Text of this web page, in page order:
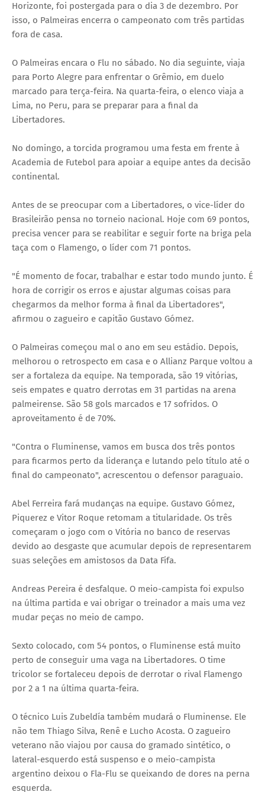
Horizonte, foi postergada para o dia 3 de dezembro. Por
isso, o Palmeiras encerra o campeonato com três partidas
fora de casa.
O Palmeiras encara o Flu no sábado. No dia seguinte, viaja
para Porto Alegre para enfrentar o Grêmio, em duelo
marcado para terça-feira. Na quarta-feira, o elenco viaja a
Lima, no Peru, para se preparar para a final da
Libertadores.
No domingo, a torcida programou uma festa em frente à
Academia de Futebol para apoiar a equipe antes da decisão
continental.
Antes de se preocupar com a Libertadores, o vice-líder do
Brasileirão pensa no torneio nacional. Hoje com 69 pontos,
precisa vencer para se reabilitar e seguir forte na briga pela
taça com o Flamengo, o líder com 71 pontos.
"É momento de focar, trabalhar e estar todo mundo junto. É
hora de corrigir os erros e ajustar algumas coisas para
chegarmos da melhor forma à final da Libertadores",
afirmou o zagueiro e capitão Gustavo Gómez.
O Palmeiras começou mal o ano em seu estádio. Depois,
melhorou o retrospecto em casa e o Allianz Parque voltou a
ser a fortaleza da equipe. Na temporada, são 19 vitórias,
seis empates e quatro derrotas em 31 partidas na arena
palmeirense. São 58 gols marcados e 17 sofridos. O
aproveitamento é de 70%.
"Contra o Fluminense, vamos em busca dos três pontos
para ficarmos perto da liderança e lutando pelo título até o
final do campeonato", acrescentou o defensor paraguaio.
Abel Ferreira fará mudanças na equipe. Gustavo Gómez,
Piquerez e Vitor Roque retomam a titularidade. Os três
começaram o jogo com o Vitória no banco de reservas
devido ao desgaste que acumular depois de representarem
suas seleções em amistosos da Data Fifa.
Andreas Pereira é desfalque. O meio-campista foi expulso
na última partida e vai obrigar o treinador a mais uma vez
mudar peças no meio de campo.
Sexto colocado, com 54 pontos, o Fluminense está muito
perto de conseguir uma vaga na Libertadores. O time
tricolor se fortaleceu depois de derrotar o rival Flamengo
por 2 a 1 na última quarta-feira.
O técnico Luis Zubeldía também mudará o Fluminense. Ele
não tem Thiago Silva, Renê e Lucho Acosta. O zagueiro
veterano não viajou por causa do gramado sintético, o
lateral-esquerdo está suspenso e o meio-campista
argentino deixou o Fla-Flu se queixando de dores na perna
esquerda.